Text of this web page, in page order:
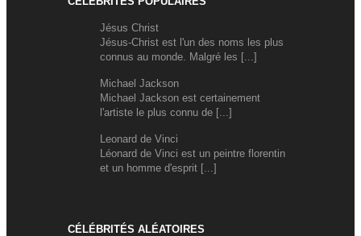
Jésus Christ
Jésus-Christ est l'un des noms les plus
connus au monde. Malgré les [...]
Michael Jackson
Michael Jackson est certainement
l'artiste le plus connu de [...]
Leonard de Vinci
Léonard de Vinci est un peintre florentin
et un homme d'esprit [...]
CÉLÉBRITÉS ALÉATOIRES